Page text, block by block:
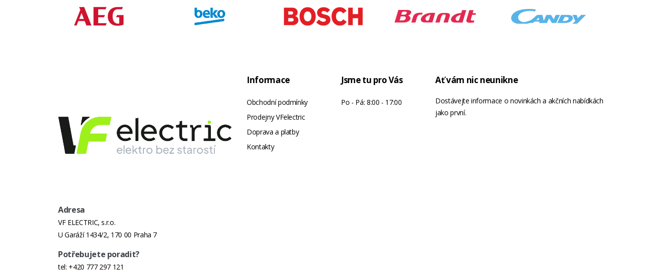
Adresa
VF ELECTRIC, s.r.o.
U Garáží 1434/2, 170 00 Praha 7
Potřebujete poradit?
tel: +420 777 297 121
Informace
Obchodní podmínky
Prodejny VFelectric
Doprava a platby
Kontakty
Jsme tu pro Vás
Po - Pá: 8:00 - 17:00
Ať vám nic neunikne
Dostávejte informace o novinkách a akčních nabídkách
jako první.